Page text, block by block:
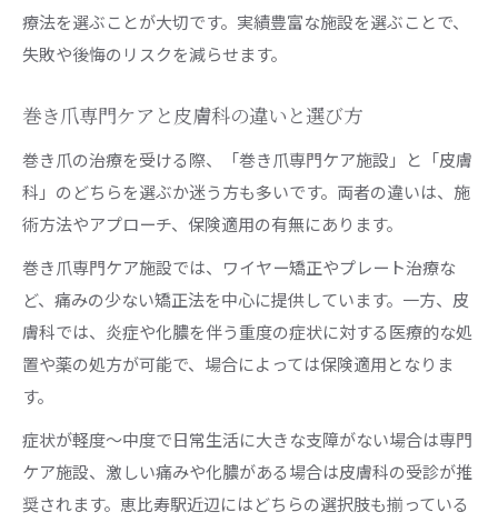
療法を選ぶことが大切です。実績豊富な施設を選ぶことで、
失敗や後悔のリスクを減らせます。
巻き爪専門ケアと皮膚科の違いと選び方
巻き爪の治療を受ける際、「巻き爪専門ケア施設」と「皮膚
科」のどちらを選ぶか迷う方も多いです。両者の違いは、施
術方法やアプローチ、保険適用の有無にあります。
巻き爪専門ケア施設では、ワイヤー矯正やプレート治療な
ど、痛みの少ない矯正法を中心に提供しています。一方、皮
膚科では、炎症や化膿を伴う重度の症状に対する医療的な処
置や薬の処方が可能で、場合によっては保険適用となりま
す。
症状が軽度〜中度で日常生活に大きな支障がない場合は専門
ケア施設、激しい痛みや化膿がある場合は皮膚科の受診が推
奨されます。恵比寿駅近辺にはどちらの選択肢も揃っている